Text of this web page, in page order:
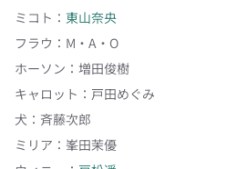
ミコト ： 東山奈央
フラウ ： M・A・O
ホーソン ： 増田俊樹
キャロット ： 戸田めぐみ
犬 ： 斉藤次郎
ミリア ： 峯田茉優